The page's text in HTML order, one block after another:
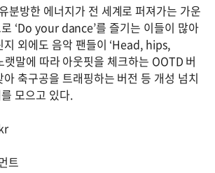
분방한 에너지가 전 세계로 퍼져가는 가운
‘Do your dance’를 즐기는 이들이 많아
지 외에도 음악 팬들이 ‘Head, hips,
말에 따라 아웃핏을 체크하는 OOTD 버
축구공을 트래핑하는 버전 등 개성 넘치
모으고 있다.
트